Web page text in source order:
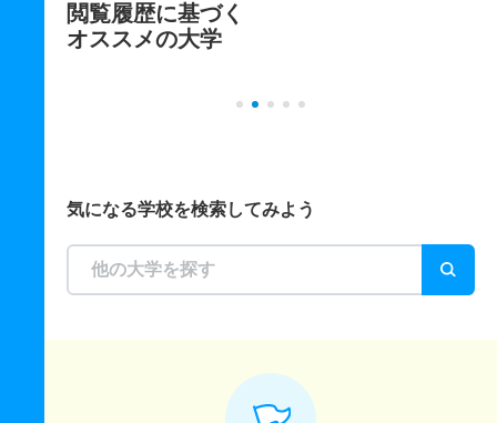
閲覧履歴に基づく
オススメの大学
気になる学校を検索してみよう